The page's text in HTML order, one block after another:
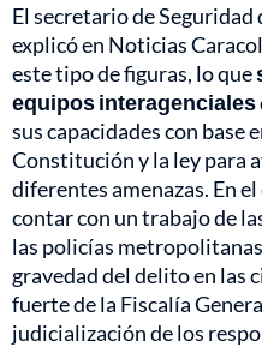
El secretario de Seguridad
explicó en Noticias
este tipo de figuras, lo que
equipos interagenciales
sus capacidades con base
Constitución y la ley para
diferentes amenazas. En
contar con un trabajo de
las policías
gravedad del delito en las
fuerte de la Fiscalía
judicialización de los